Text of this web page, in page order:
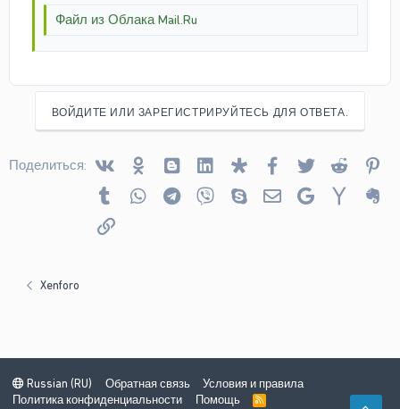
Файл из Облака Mail.Ru
ВОЙДИТЕ ИЛИ ЗАРЕГИСТРИРУЙТЕСЬ ДЛЯ ОТВЕТА.
Поделиться: VkontakteOdnoklassniki
Blogger Linked InDiasporaFacebook
TwitterReddit
Tumblr WhatsAppTelegram
Viber SkypeЭлектронная почта
Google Yahoo
Ссылка
Xenforo
Russian (RU) Обратная связь
Условия и правила
Политика конфиденциальности
Помощь
R